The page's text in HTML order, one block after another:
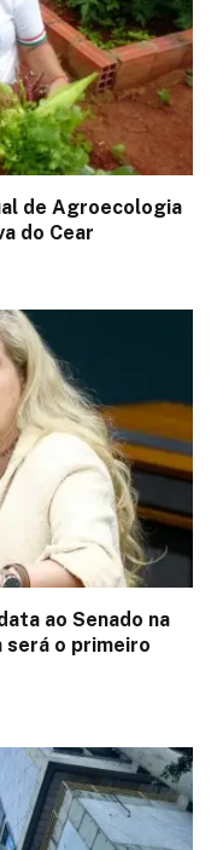
de Agroecologia
do Cear
ao Senado na
será o primeiro